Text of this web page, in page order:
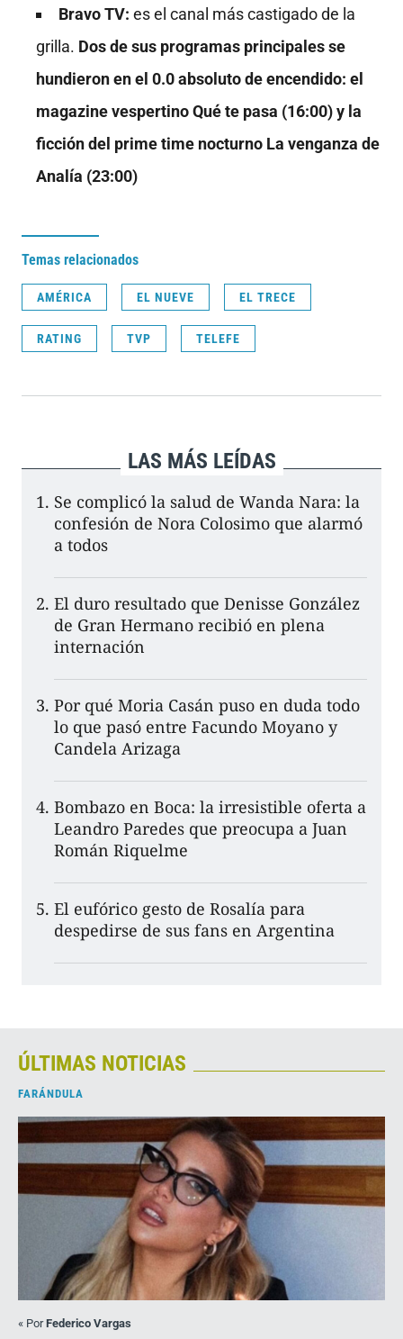
Bravo TV: es el canal más castigado de la
grilla. Dos de sus programas principales se
hundieron en el 0.0 absoluto de encendido: el
magazine vespertino Qué te pasa (16:00) y la
ficción del prime time nocturno La venganza de
Analía (23:00)
Temas relacionados
AMÉRICA EL NUEVE EL TRECE
RATING TVP TELEFE
LAS MÁS LEÍDAS
Se complicó la salud de Wanda Nara: la
confesión de Nora Colosimo que alarmó
a todos
El duro resultado que Denisse González
de Gran Hermano recibió en plena
internación
Por qué Moria Casán puso en duda todo
lo que pasó entre Facundo Moyano y
Candela Arizaga
Bombazo en Boca: la irresistible oferta a
Leandro Paredes que preocupa a Juan
Román Riquelme
El eufórico gesto de Rosalía para
despedirse de sus fans en Argentina
ÚLTIMAS NOTICIAS
FARÁNDULA
« PorFederico Vargas